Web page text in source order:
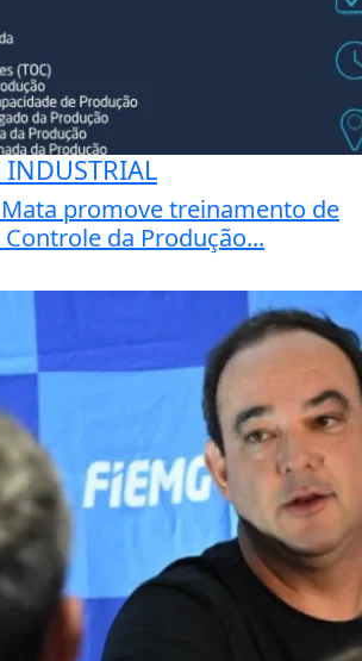
INDUSTRIAL
Mata promove treinamento de
da Produção...